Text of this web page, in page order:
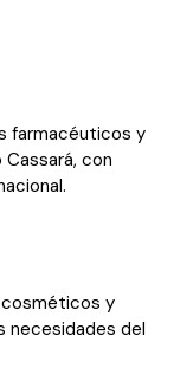
farmacéuticos y
con
y
necesidades del